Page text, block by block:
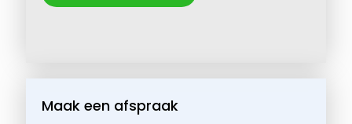
Maak een afspraak